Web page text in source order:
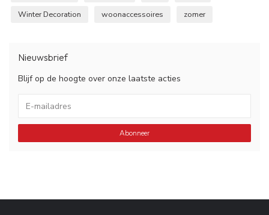
Winter Decoration
woonaccessoires zomer
Nieuwsbrief
Blijf op de hoogte over onze laatste acties
Abonneer